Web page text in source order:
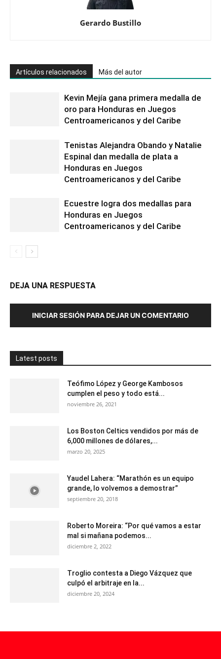
Gerardo Bustillo
Artículos relacionados Más del autor
Kevin Mejía gana primera medalla de
oro para Honduras en Juegos
Centroamericanos y del Caribe
Tenistas Alejandra Obando y Natalie
Espinal dan medalla de plata a
Honduras en Juegos
Centroamericanos y del Caribe
Ecuestre logra dos medallas para
Honduras en Juegos
Centroamericanos y del Caribe
DEJA UNA RESPUESTA
INICIAR SESIÓN PARA DEJAR UN COMENTARIO
Latest posts
Teófimo López y George Kambosos
cumplen el peso y todo está...
noviembre 26, 2021
Los Boston Celtics vendidos por más de
6,000 millones de dólares,...
marzo 20, 2025
Yaudel Lahera: “Marathón es un equipo
grande, lo volvemos a demostrar”
septiembre 20, 2018
Roberto Moreira: “Por qué vamos a estar
mal si mañana podemos...
diciembre 2, 2022
Troglio contesta a Diego Vázquez que
culpó el arbitraje en la...
diciembre 20, 2024